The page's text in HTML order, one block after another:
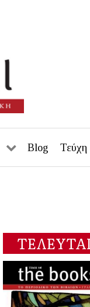
Blog Τεύχη